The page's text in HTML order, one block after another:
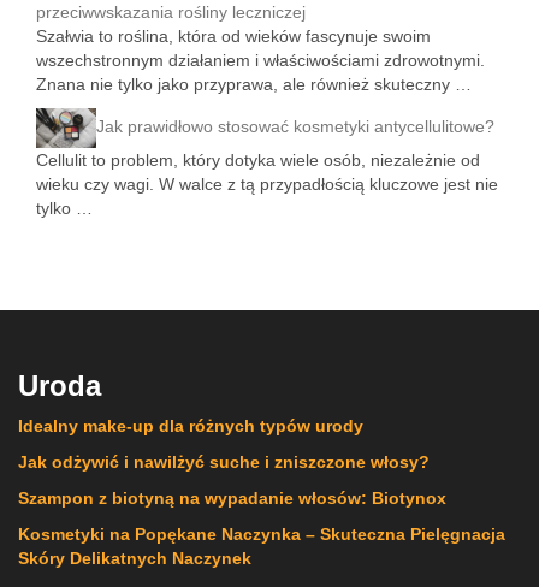
przeciwwskazania rośliny leczniczej
Szałwia to roślina, która od wieków fascynuje swoim
wszechstronnym działaniem i właściwościami zdrowotnymi.
Znana nie tylko jako przyprawa, ale również skuteczny …
Jak prawidłowo stosować kosmetyki antycellulitowe?
Cellulit to problem, który dotyka wiele osób, niezależnie od
wieku czy wagi. W walce z tą przypadłością kluczowe jest nie
tylko …
Uroda
Idealny make-up dla różnych typów urody
Jak odżywić i nawilżyć suche i zniszczone włosy?
Szampon z biotyną na wypadanie włosów: Biotynox
Kosmetyki na Popękane Naczynka – Skuteczna Pielęgnacja
Skóry Delikatnych Naczynek